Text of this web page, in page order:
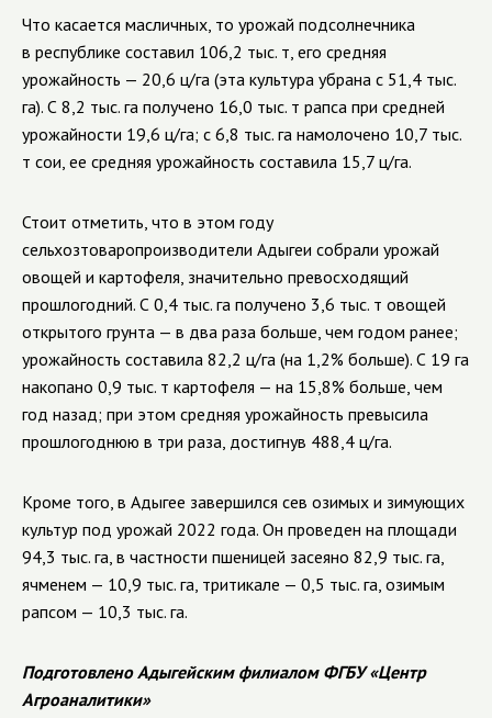
Что касается масличных, то урожай подсолнечника
в республике составил 106,2 тыс. т, его средняя
урожайность — 20,6 ц/га (эта культура убрана с 51,4 тыс.
га). С 8,2 тыс. га получено 16,0 тыс. т рапса при средней
урожайности 19,6 ц/га; с 6,8 тыс. га намолочено 10,7 тыс.
т сои, ее средняя урожайность составила 15,7 ц/га.
Стоит отметить, что в этом году
сельхозтоваропроизводители Адыгеи собрали урожай
овощей и картофеля, значительно превосходящий
прошлогодний. С 0,4 тыс. га получено 3,6 тыс. т овощей
открытого грунта — в два раза больше, чем годом ранее;
урожайность составила 82,2 ц/га (на 1,2% больше). С 19 га
накопано 0,9 тыс. т картофеля — на 15,8% больше, чем
год назад; при этом средняя урожайность превысила
прошлогоднюю в три раза, достигнув 488,4 ц/га.
Кроме того, в Адыгее завершился сев озимых и зимующих
культур под урожай 2022 года. Он проведен на площади
94,3 тыс. га, в частности пшеницей засеяно 82,9 тыс. га,
ячменем — 10,9 тыс. га, тритикале — 0,5 тыс. га, озимым
рапсом — 10,3 тыс. га.
Подготовлено Адыгейским филиалом ФГБУ «Центр
Агроаналитики»